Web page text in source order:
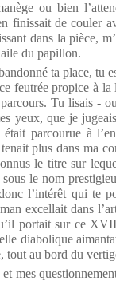
ou bien
finissait de couler
dans la pièce,
du papillon.
ta place, tu
feutrée propice à
Tu lisais -
yeux, que je
parcourue à
plus dans ma
le titre sur
le nom
l’intérêt qui te
excellait dans
portait sur ce
diabolique
tout au bord du
mes